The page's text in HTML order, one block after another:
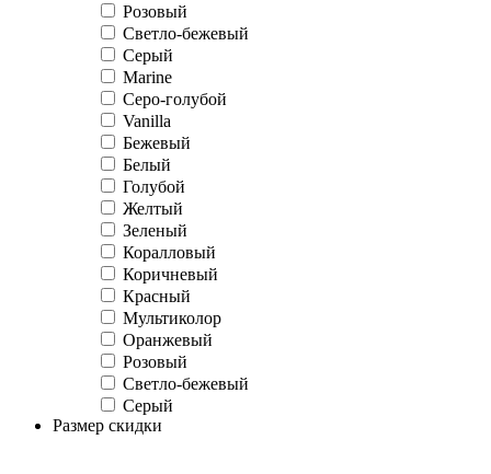
Розовый
Светло-бежевый
Серый
Marine
Серо-голубой
Vanilla
Бежевый
Белый
Голубой
Желтый
Зеленый
Коралловый
Коричневый
Красный
Мультиколор
Оранжевый
Розовый
Светло-бежевый
Серый
Размер скидки